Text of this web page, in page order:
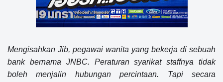
Mengisahkan Jib, pegawai wanita yang bekerja di sebuah
bank bernama JNBC. Peraturan syarikat staffnya tidak
boleh menjalin hubungan percintaan. Tapi secara